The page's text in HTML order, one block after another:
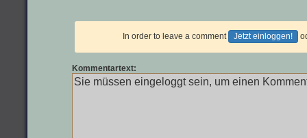
In order to leave a comment Jetzt einloggen!
Kommentartext: